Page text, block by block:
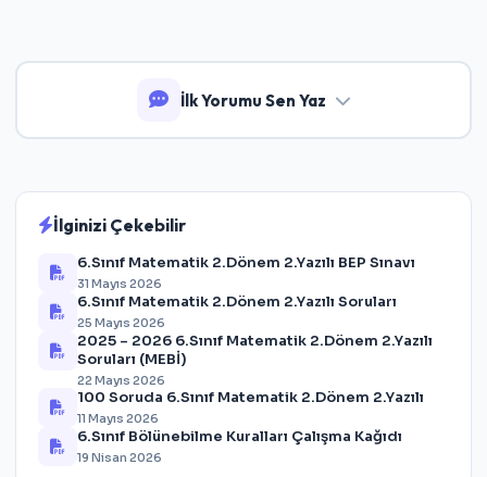
İlk Yorumu Sen Yaz
İlginizi Çekebilir
6.Sınıf Matematik 2.Dönem 2.Yazılı BEP Sınavı
31 Mayıs 2026
6.Sınıf Matematik 2.Dönem 2.Yazılı Soruları
25 Mayıs 2026
2025 – 2026 6.Sınıf Matematik 2.Dönem 2.Yazılı
Soruları (MEBİ)
22 Mayıs 2026
100 Soruda 6.Sınıf Matematik 2.Dönem 2.Yazılı
11 Mayıs 2026
6.Sınıf Bölünebilme Kuralları Çalışma Kağıdı
19 Nisan 2026